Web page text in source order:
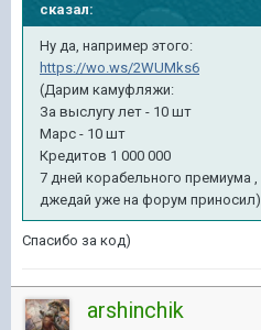
сказал:
Ну да, например этого:
https://wo.ws/2WUMks6
(Дарим камуфляжи:
За выслугу лет - 10 шт
Марс - 10 шт
Кредитов 1 000 000
7 дней корабельного премиума ,
джедай уже на форум приносил)
Спасибо за код)
arshinchik